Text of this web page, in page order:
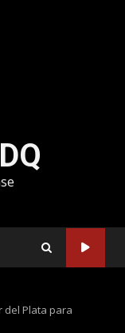
del Plata para